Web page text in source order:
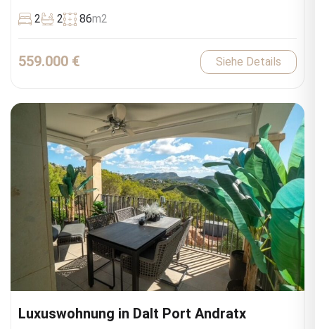
2 2 86m2
559.000 € Siehe Details
Luxuswohnung in Dalt Port Andratx